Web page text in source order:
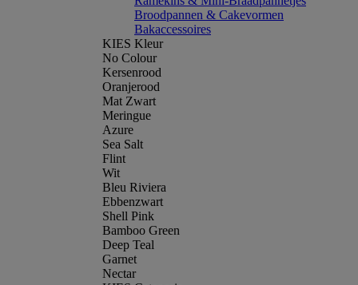
Broodpannen & Cakevormen
Bakaccessoires
KIES Kleur
No Colour
Kersenrood
Oranjerood
Mat Zwart
Meringue
Azure
Sea Salt
Flint
Wit
Bleu Riviera
Ebbenzwart
Shell Pink
Bamboo Green
Deep Teal
Garnet
Nectar